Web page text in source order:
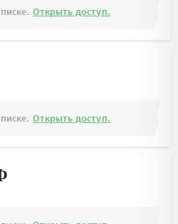
Открыть доступ.
Открыть доступ.